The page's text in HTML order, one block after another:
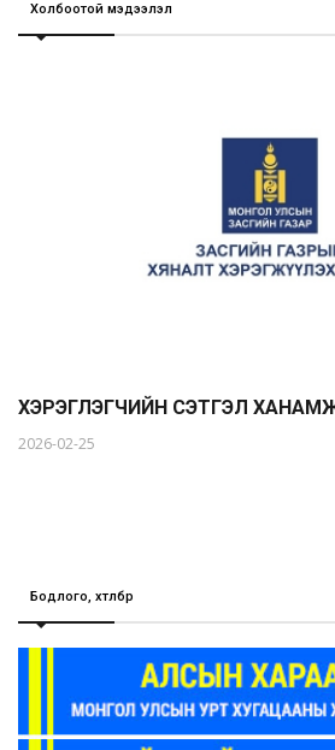
Холбоотой мэдээлэл
ХЭРЭГЛЭГЧИЙН СЭТГЭЛ
2026-02-25
Бодлого, хөтөлбөр